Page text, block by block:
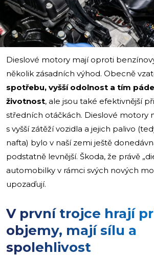
Dieslové motory mají oproti
několik zásadních výhod. Obecně
spotřebu, vyšší odolnost a tím
životnost, ale jsou také efektivnější
středních otáčkách. Dieslové motory
s vyšší zátěží vozidla a jejich palivo
nafta) bylo v naší zemi ještě
podstatně levnější. Škoda, že právě
automobilky v rámci svých nových
upozaďují.
V první trojce hrají
objemy, mají sílu a
spolehlivost